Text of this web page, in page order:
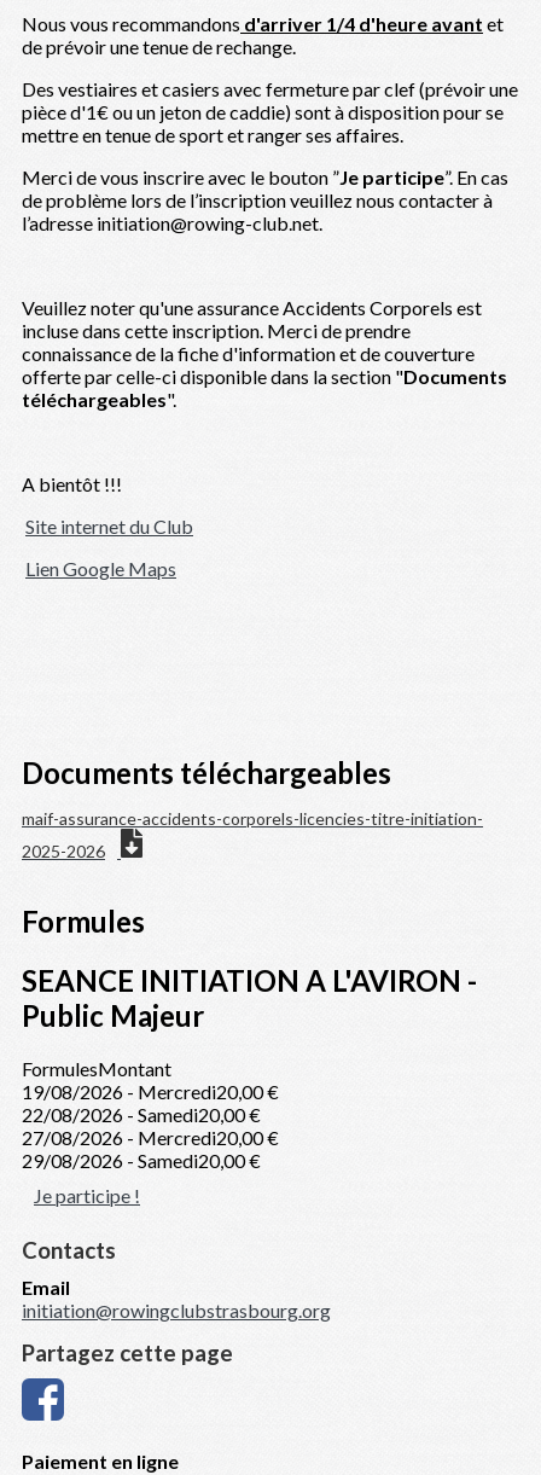
Nous vous recommandons d'arriver 1/4 d'heure avant et
de prévoir une tenue de rechange.
Des vestiaires et casiers avec fermeture par clef (prévoir une
pièce d'1€ ou un jeton de caddie) sont à disposition pour se
mettre en tenue de sport et ranger ses affaires.
Merci de vous inscrire avec le bouton ”Je participe”. En cas
de problème lors de l’inscription veuillez nous contacter à
l’adresse initiation@rowing-club.net.
Veuillez noter qu'une assurance Accidents Corporels est
incluse dans cette inscription. Merci de prendre
connaissance de la fiche d'information et de couverture
offerte par celle-ci disponible dans la section "Documents
téléchargeables".
A bientôt !!!
Site internet du Club
Lien Google Maps
Documents téléchargeables
maif-assurance-accidents-corporels-licencies-titre-initiation-
2025-2026
Formules
SEANCE INITIATION A L'AVIRON -
Public Majeur
FormulesMontant
19/08/2026 - Mercredi20,00 €
22/08/2026 - Samedi20,00 €
27/08/2026 - Mercredi20,00 €
29/08/2026 - Samedi20,00 €
Je participe !
Contacts
Email
initiation@rowingclubstrasbourg.org
Partagez cette page
Paiement en ligne